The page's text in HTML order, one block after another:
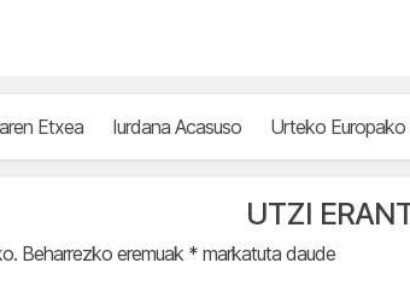
Etxea Iurdana Acasuso Urteko
UTZI
Beharrezko eremuak * markatuta daude